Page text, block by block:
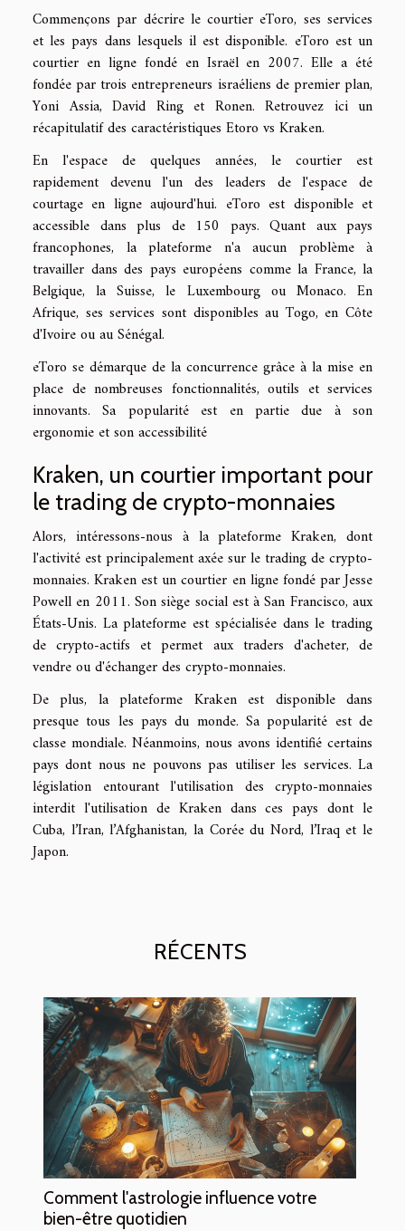
Commençons par décrire le courtier eToro, ses services
et les pays dans lesquels il est disponible. eToro est un
courtier en ligne fondé en Israël en 2007. Elle a été
fondée par trois entrepreneurs israéliens de premier plan,
Yoni Assia, David Ring et Ronen. Retrouvez ici un
récapitulatif des caractéristiques Etoro vs Kraken.
En l'espace de quelques années, le courtier est
rapidement devenu l'un des leaders de l'espace de
courtage en ligne aujourd'hui. eToro est disponible et
accessible dans plus de 150 pays. Quant aux pays
francophones, la plateforme n'a aucun problème à
travailler dans des pays européens comme la France, la
Belgique, la Suisse, le Luxembourg ou Monaco. En
Afrique, ses services sont disponibles au Togo, en Côte
d'Ivoire ou au Sénégal.
eToro se démarque de la concurrence grâce à la mise en
place de nombreuses fonctionnalités, outils et services
innovants. Sa popularité est en partie due à son
ergonomie et son accessibilité
Kraken, un courtier important pour
le trading de crypto-monnaies
Alors, intéressons-nous à la plateforme Kraken, dont
l'activité est principalement axée sur le trading de crypto-
monnaies. Kraken est un courtier en ligne fondé par Jesse
Powell en 2011. Son siège social est à San Francisco, aux
États-Unis. La plateforme est spécialisée dans le trading
de crypto-actifs et permet aux traders d'acheter, de
vendre ou d'échanger des crypto-monnaies.
De plus, la plateforme Kraken est disponible dans
presque tous les pays du monde. Sa popularité est de
classe mondiale. Néanmoins, nous avons identifié certains
pays dont nous ne pouvons pas utiliser les services. La
législation entourant l'utilisation des crypto-monnaies
interdit l'utilisation de Kraken dans ces pays dont le
Cuba, l’Iran, l’Afghanistan, la Corée du Nord, l’Iraq et le
Japon.
RÉCENTS
Comment l'astrologie influence votre
bien-être quotidien